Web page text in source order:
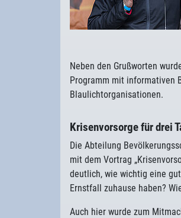
Neben den Grußworten
Programm mit informativen
Blaulichtorganisationen.
Krisenvorsorge für drei
Die Abteilung
mit dem Vortrag
deutlich, wie wichtig eine
Ernstfall zuhause haben?
Auch hier wurde zum